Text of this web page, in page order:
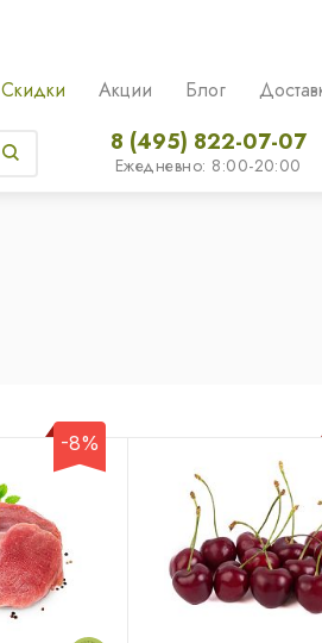
Скидки Акции Блог
8 (495) 822-07-07
Ежедневно: 8:00-20:00
-8%